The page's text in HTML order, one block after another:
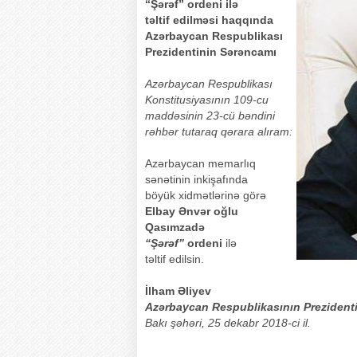
“Şərəf” ordeni ilə
təltif edilməsi haqqında
Azərbaycan Respublikası
Prezidentinin Sərəncamı
Azərbaycan Respublikası
Konstitusiyasının 109-cu
maddəsinin 23-cü bəndini
rəhbər tutaraq qərara alıram:
Azərbaycan memarlıq
sənətinin inkişafında
böyük xidmətlərinə görə
Elbay Ənvər oğlu
Qasımzadə
“Şərəf” ordeni ilə
təltif edilsin.
İlham Əliyev
Azərbaycan Respublikasının Prezidenti
Bakı şəhəri, 25 dekabr 2018-ci il.